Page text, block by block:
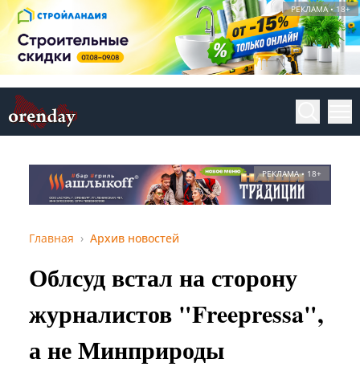
РЕКЛАМА • 18+
РЕКЛАМА • 18+
Главная Архив новостей
Облсуд встал на сторону
журналистов "Freepressa",
а не Минприроды